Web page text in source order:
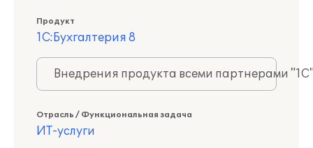
Продукт
1С:Бухгалтерия 8
Внедрения продукта всеми партнерами
Отрасль / Функциональная задача
ИТ-услуги